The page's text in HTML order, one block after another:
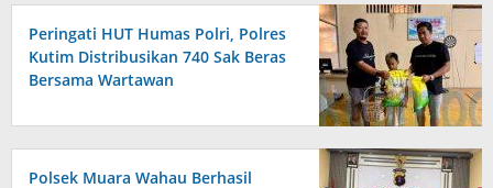
Peringati HUT Humas Polri, Polres
Kutim Distribusikan 740 Sak Beras
Bersama Wartawan
Polsek Muara Wahau Berhasil